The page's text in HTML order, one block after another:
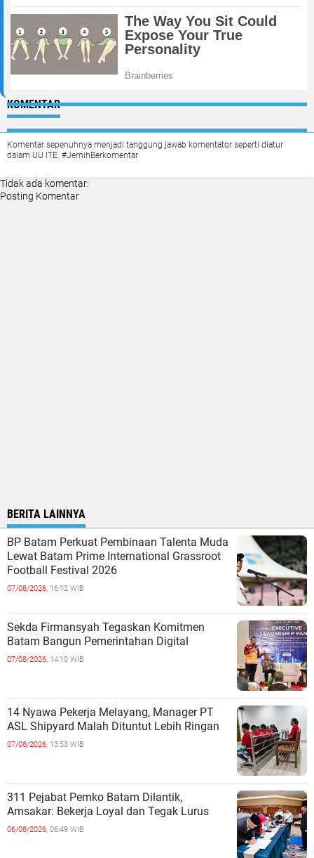
KOMENTAR
Komentar sepenuhnya menjadi tanggung jawab komentator seperti diatur
dalam UU ITE. #JernihBerkomentar
Tidak ada komentar:
Posting Komentar
BERITA LAINNYA
BP Batam Perkuat Pembinaan Talenta Muda
Lewat Batam Prime International Grassroot
Football Festival 2026
07/08/2026, 16:12 WIB
Sekda Firmansyah Tegaskan Komitmen
Batam Bangun Pemerintahan Digital
07/08/2026, 14:10 WIB
14 Nyawa Pekerja Melayang, Manager PT
ASL Shipyard Malah Dituntut Lebih Ringan
07/08/2026, 13:53 WIB
311 Pejabat Pemko Batam Dilantik,
Amsakar: Bekerja Loyal dan Tegak Lurus
06/08/2026, 06:49 WIB